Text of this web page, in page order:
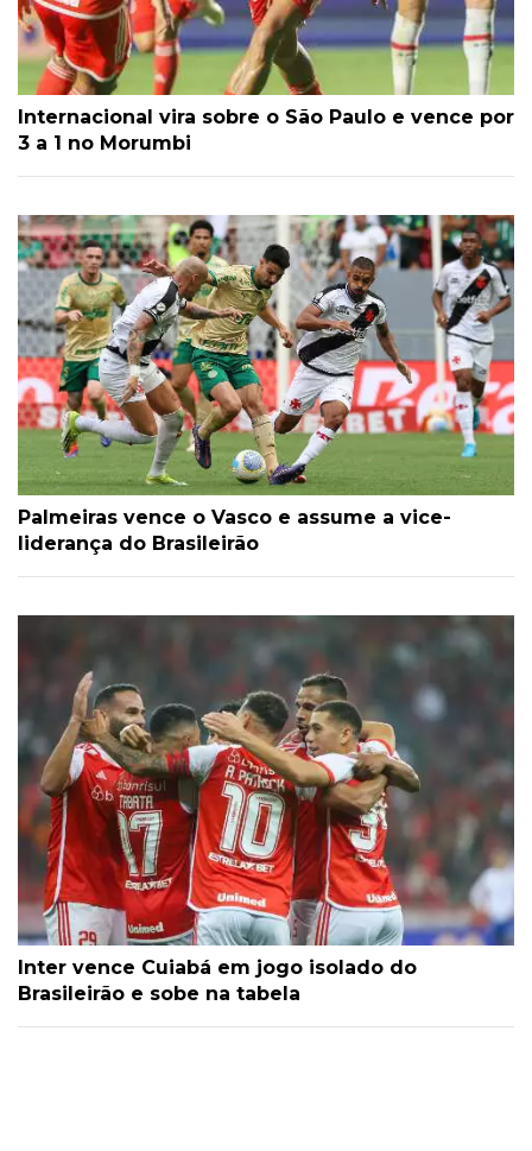
Internacional vira sobre o São Paulo e vence por
3 a 1 no Morumbi
Palmeiras vence o Vasco e assume a vice-
liderança do Brasileirão
Inter vence Cuiabá em jogo isolado do
Brasileirão e sobe na tabela